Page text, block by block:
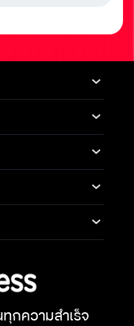
กความสำเร็จ
& Operation
Service